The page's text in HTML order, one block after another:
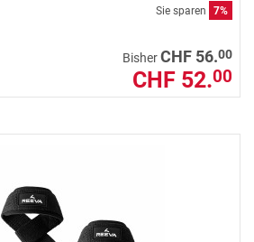
Sie sparen 7%
BisherCHF 56.00
CHF 52.00